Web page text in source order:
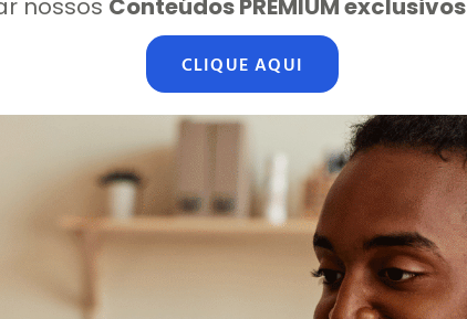
nossos Conteúdos PREMIUM exclusivos
CLIQUE AQUI